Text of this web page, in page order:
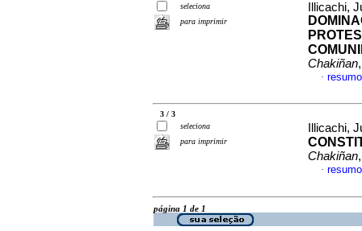
seleciona
para imprimir
Illicachi,
Chakiñan
·
3 / 3
seleciona
para imprimir
Illicachi,
Chakiñan
·
página 1 de 1